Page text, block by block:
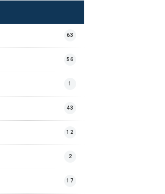
63
56
1
43
12
2
17